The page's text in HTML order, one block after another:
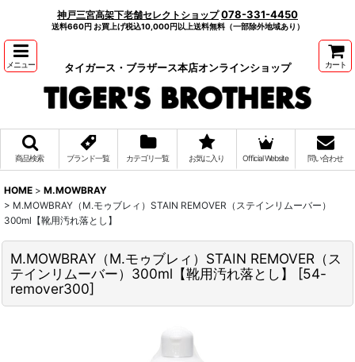
神戸三宮高架下老舗セレクトショップ 078-331-4450
送料660円 お買上げ税込10,000円以上送料無料（一部除外地域あり）
メニュー タイガース・ブラザース本店オンラインショップ カート
商品検索 ブランド一覧 カテゴリ一覧 お気に入り Official Website 問い合わせ
HOME > M.MOWBRAY
> M.MOWBRAY（M.モゥブレィ）STAIN REMOVER（ステインリムーバー）
300ml【靴用汚れ落とし】
M.MOWBRAY（M.モゥブレィ）STAIN REMOVER（ス
テインリムーバー）300ml【靴用汚れ落とし】
[54-
remover300]